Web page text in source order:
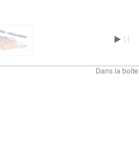
Dans la boîte